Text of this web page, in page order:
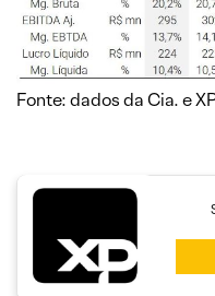
Fonte: dados da Cia. e